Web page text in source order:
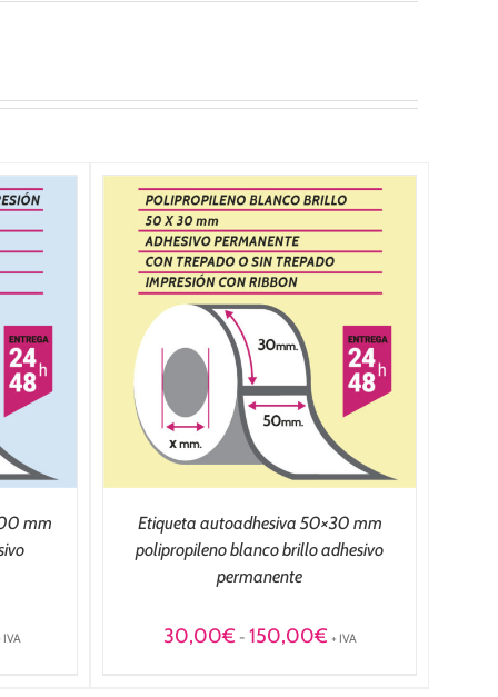
mm
IVA
/
Etiqueta autoadhesiva 50×30 mm
polipropileno blanco brillo adhesivo
permanente
30,00€ - 150,00€Rango
+ IVA